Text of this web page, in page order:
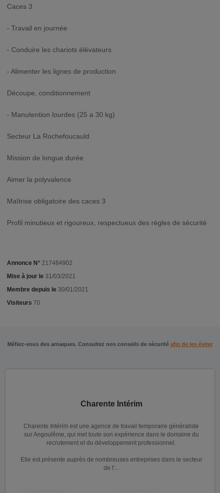
Caces 3
- Travail en journée
- Conduire les chariots élévateurs
- Alimenter les lignes de production
Découpe, conditionnement
- Manutention lourdes (25 a 30 kg)
Secteur La Rochefoucauld
Mission de longue durée
Aimer la polyvalence
Maîtrise obligatoire des caces 3
Profil minutieux et rigoureux, respectueux des règles de sécurité
Annonce N° 217484902
Mise à jour le 31/03/2021
Membre depuis le 30/01/2021
Visiteurs 70
Méfiez-vous des arnaques. Consultez nos conseils de sécurité afin de les éviter
Charente Intérim
Charente Intérim est une agence de travail temporaire généraliste
sur Angoulême, qui met toute son expérience dans le domaine du
recrutement et du développement professionnel.
Elle est présente auprès de nombreuses entreprises dans le secteur
de l'...